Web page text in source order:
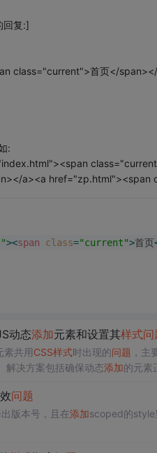
回复:]
class="current">首页</
:
a><a
><span class="current">首页
动态添加元素和设置其样式问
素共用CSS样式时出现的问题 ，
解决方案包括确保动态添加的元素
问题
版本号，且在添加scoped的style